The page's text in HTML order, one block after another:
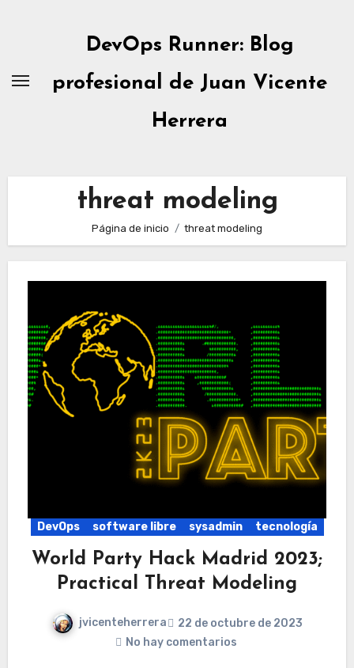
DevOps Runner: Blog
profesional de Juan Vicente
Herrera
threat modeling
Página de inicio threat modeling
DevOps software libre sysadmin tecnología
World Party Hack Madrid 2023;
Practical Threat Modeling
jvicenteherrera
22 de octubre de 2023
No hay comentarios